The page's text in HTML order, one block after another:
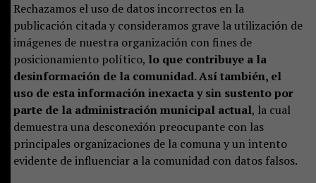
Rechazamos el uso de datos incorrectos en la
publicación citada y consideramos grave la utilización de
imágenes de nuestra organización con fines de
posicionamiento político, lo que contribuye a la
desinformación de la comunidad. Así también, el
uso de esta información inexacta y sin sustento por
parte de la administración municipal actual, la cual
demuestra una desconexión preocupante con las
principales organizaciones de la comuna y un intento
evidente de influenciar a la comunidad con datos falsos.